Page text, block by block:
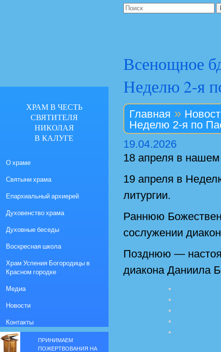
Всенощное
Неделю 2-я
Главная »
Неделю 2-я по
19.04.2026
18 апреля в
19 апреля в
литургии.
Раннюю
сослужении
Позднюю —
диакона Даниила
ХРАМ В ЧЕСТЬ
СВЯТИТЕЛЯ
НИКОЛАЯ
В КАЛУГЕ
О храме
Святыни храма
Епархиальный архиерей
Духовенство храма
Духовные беседы
Воскресная школа
Храм Успения Богородицы в
Красном городке
Медиа
Новости
Контакты
ПРИНИМАЕМ
ПОЖЕРТВОВАНИЯ НА